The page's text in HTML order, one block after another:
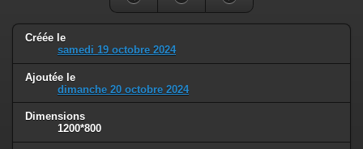
Créée le
samedi 19 octobre 2024
Ajoutée le
dimanche 20 octobre 2024
Dimensions
1200*800